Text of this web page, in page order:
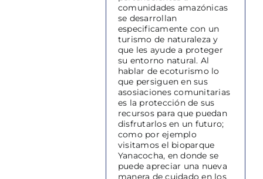
comunidades amazónicas
se desarrollan
especificamente con un
turismo de naturaleza y
que les ayude a proteger
su entorno natural. Al
hablar de ecoturismo lo
que persiguen en sus
asosiaciones comunitarias
es la protección de sus
recursos para que puedan
disfrutarlos en un futuro;
como por ejemplo
visitamos el bioparque
Yanacocha, en donde se
puede apreciar una nueva
manera de cuidado en los